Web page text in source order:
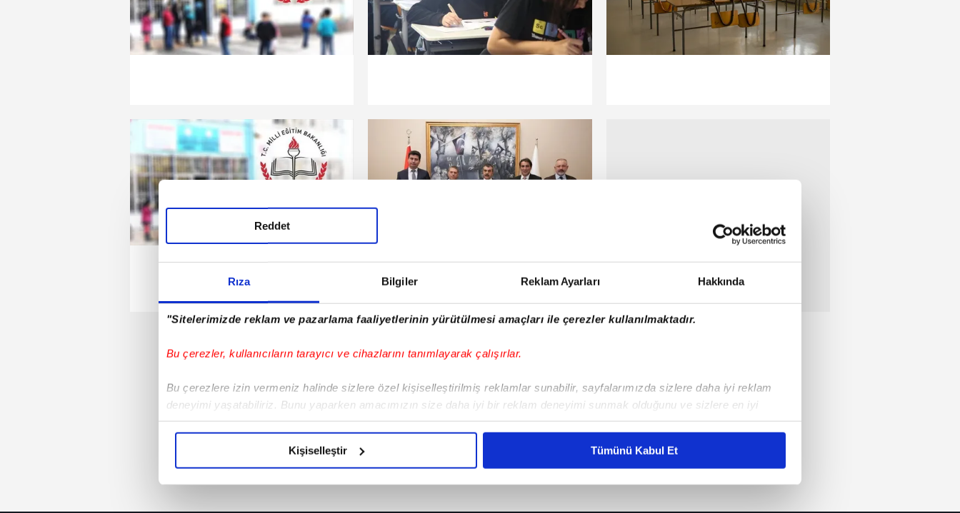
Rıza Bilgiler Reklam Ayarları Hakkında
"Sitelerimizde reklam ve pazarlama faaliyetlerinin yürütülmesi amaçları ile çerezler kullanılmaktadır.
Bu çerezler, kullanıcıların tarayıcı ve cihazlarını tanımlayarak çalışırlar.
Bu çerezlere izin vermeniz halinde sizlere özel kişiselleştirilmiş reklamlar sunabilir, sayfalarımızda sizlere daha iyi reklam
deneyimi yaşatabiliriz. Bunu yaparken amacımızın size daha iyi bir reklam deneyimi sunmak olduğunu ve sizlere en iyi
içerikleri sunabilmek adına elimizden gelen çabayı gösterdiğimizi ve bu noktada, reklamların maliyetlerimizi karşılamak
Reddet
Kişiselleştir Tümünü Kabul Et